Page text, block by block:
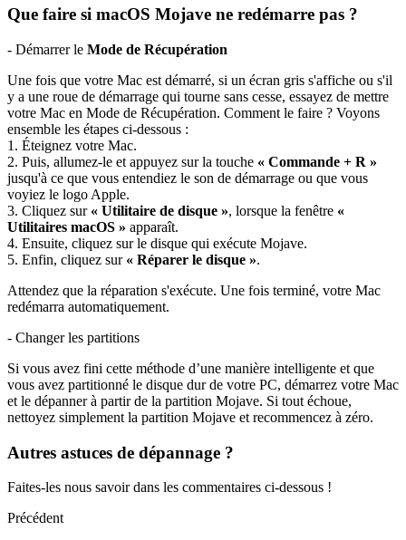
Que faire si macOS Mojave ne redémarre pas ?
- Démarrer le Mode de Récupération
Une fois que votre Mac est démarré, si un écran gris s'affiche ou s'il
y a une roue de démarrage qui tourne sans cesse, essayez de mettre
votre Mac en Mode de Récupération. Comment le faire ? Voyons
ensemble les étapes ci-dessous :
1. Éteignez votre Mac.
2. Puis, allumez-le et appuyez sur la touche « Commande + R »
jusqu'à ce que vous entendiez le son de démarrage ou que vous
voyiez le logo Apple.
3. Cliquez sur « Utilitaire de disque », lorsque la fenêtre «
Utilitaires macOS » apparaît.
4. Ensuite, cliquez sur le disque qui exécute Mojave.
5. Enfin, cliquez sur « Réparer le disque ».
Attendez que la réparation s'exécute. Une fois terminé, votre Mac
redémarra automatiquement.
- Changer les partitions
Si vous avez fini cette méthode d’une manière intelligente et que
vous avez partitionné le disque dur de votre PC, démarrez votre Mac
et le dépanner à partir de la partition Mojave. Si tout échoue,
nettoyez simplement la partition Mojave et recommencez à zéro.
Autres astuces de dépannage ?
Faites-les nous savoir dans les commentaires ci-dessous !
Précédent